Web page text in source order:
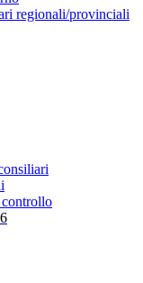
regionali/provinciali
6